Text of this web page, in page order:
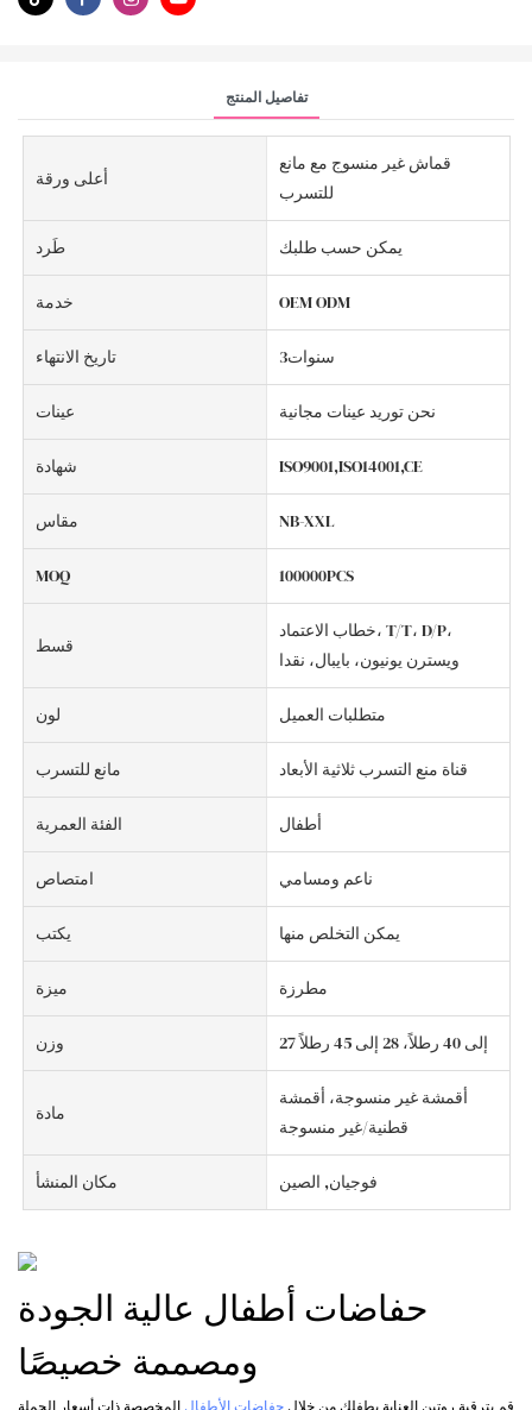
تفاصيل المنتج
أعلى ورقة
قماش غير منسوج مع مانع
للتسرب
طَرد يمكن حسب طلبك
خدمة OEM ODM
تاريخ الانتهاء سنوات3
عينات نحن توريد عينات مجانية
شهادة ISO9001,ISO14001,CE
مقاس NB-XXL
MOQ 100000PCS
قسط
خطاب الاعتماد، T/T، D/P،
ويسترن يونيون، بايبال، نقدا
لون متطلبات العميل
مانع للتسرب قناة منع التسرب ثلاثية الأبعاد
الفئة العمرية أطفال
امتصاص ناعم ومسامي
يكتب يمكن التخلص منها
ميزة مطرزة
وزن 27 إلى 40 رطلاً، 28 إلى 45 رطلاً
مادة
أقمشة غير منسوجة، أقمشة
قطنية/غير منسوجة
مكان المنشأ فوجيان, الصين
حفاضات أطفال عالية الجودة
قم بترقية روتين العناية بطفلك من خلال حفاضات الأطفال المخصصة ذات أسعار الجملة